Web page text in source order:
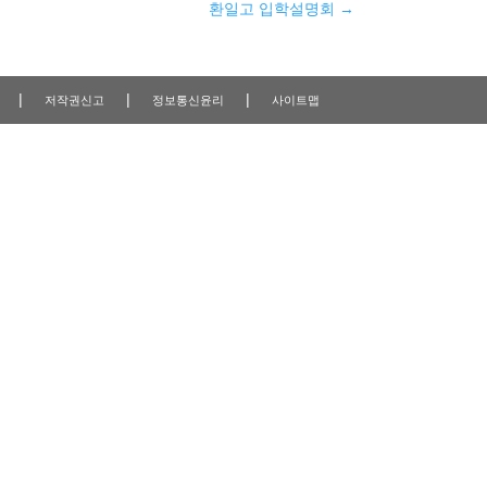
환일고 입학설명회 →
| 저작권신고 | 정보통신윤리 | 사이트맵